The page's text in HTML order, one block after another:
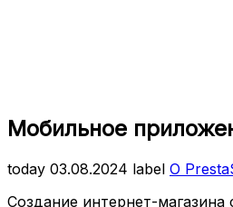
Мобильное
today 03.08.2024 label О
Создание интернет-магазина